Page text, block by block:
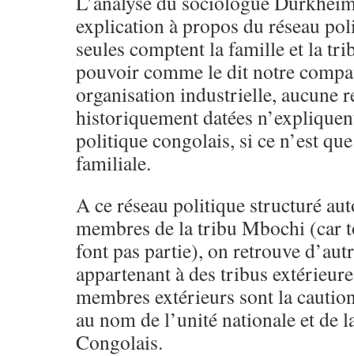
explication à propos du réseau
seules comptent la famille et la
pouvoir comme le dit notre
organisation industrielle, aucune
historiquement datées
politique congolais, si ce n’est
familiale.
A ce réseau politique structuré
membres de la tribu Mbochi (car
font pas partie), on retrouve
appartenant à des tribus
membres extérieurs sont la
au nom de l’unité nationale et de
Congolais.